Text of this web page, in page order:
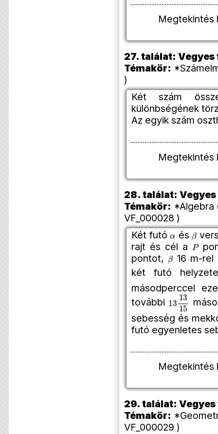
27. találat:
Témakör:
)
Két szám
különbségének
Az egyik szám
28. találat:
Témakör: *Algebra
VF_000028 )
Két futóα és β
rajt és cél a P
pontot, β 16 m-
két futó
másodperccel
további 13 13 15
sebesség és
futó egyenletes
29. találat:
Témakör:
VF_000029 )